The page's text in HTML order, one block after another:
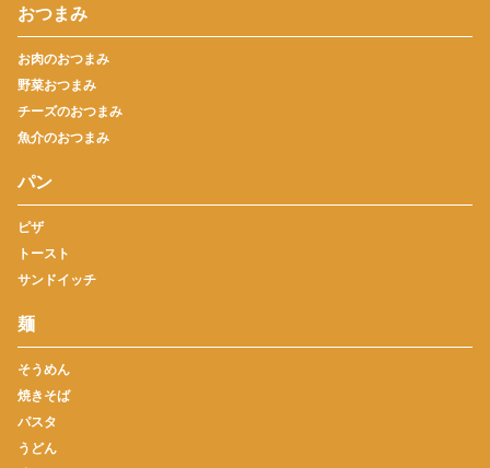
おつまみ
お肉のおつまみ
野菜おつまみ
チーズのおつまみ
魚介のおつまみ
パン
ピザ
トースト
サンドイッチ
麺
そうめん
焼きそば
パスタ
うどん